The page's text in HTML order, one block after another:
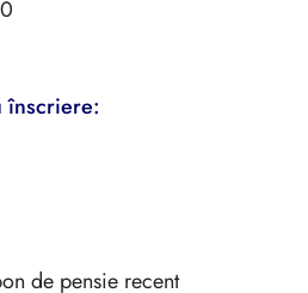
înscriere:
de pensie recent